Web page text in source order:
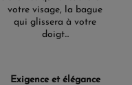
votre visage, la bague
qui glissera à votre
doigt...
Exigence et élégance